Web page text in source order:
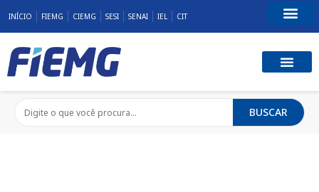
INÍCIO FIEMG CIEMG SESI SENAI IEL CIT
BUSCAR